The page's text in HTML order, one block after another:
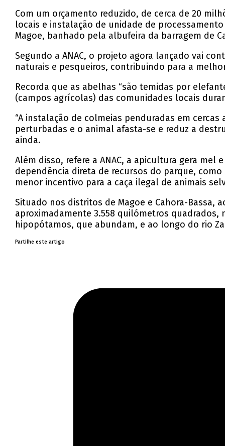
Com um orçamento reduzido, de cerca de 20
locais e instalação de unidade de
Magoe, banhado pela albufeira da barragem de
Segundo a ANAC, o projeto agora lançado vai
naturais e pesqueiros, contribuindo para a
Recorda que as abelhas “são temidas por
(campos agrícolas) das comunidades locais
“A instalação de colmeias penduradas em
perturbadas e o animal afasta-se e reduz a
ainda.
Além disso, refere a ANAC, a apicultura gera
dependência direta de recursos do parque,
menor incentivo para a caça ilegal de animais
Situado nos distritos de Magoe e Cahora-Bassa,
aproximadamente 3.558 quilómetros
hipopótamos, que abundam, e ao longo do rio
Partilhe este artigo